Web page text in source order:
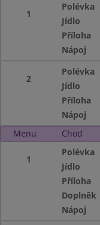
1
Polévka
Jídlo
Příloha
Nápoj
2
Polévka
Jídlo
Příloha
Nápoj
Menu
Chod
1
Polévka
Jídlo
Příloha
Doplněk
Nápoj